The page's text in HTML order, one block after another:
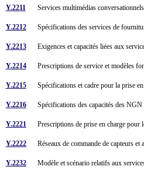
Y.2211 Services multimédias
Y.2212 Spécifications des services de
Y.2213 Exigences et capacités liées aux
Y.2214 Prescriptions de service et modèles
Y.2215 Spécifications et cadre pour la prise
Y.2216 Spécifications des capacités des
Y.2221 Prescriptions de prise en charge pour
Y.2222 Réseaux de commande de capteurs
Y.2232 Modèle et scénario relatifs aux